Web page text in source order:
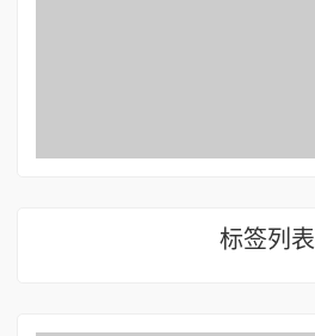
标签列表